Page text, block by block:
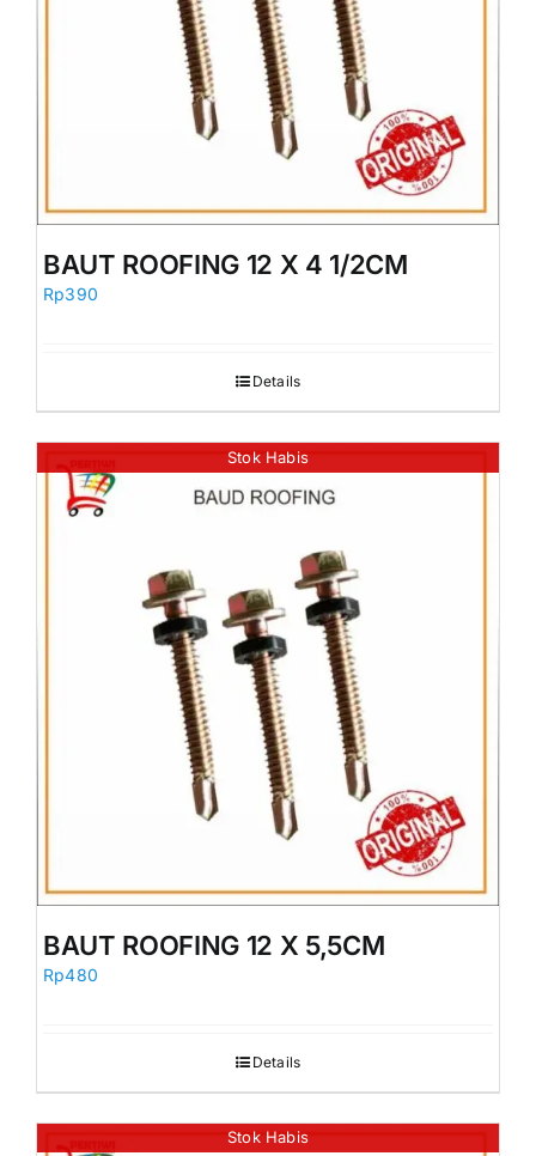
BAUT ROOFING 12 X 4 1/2CM
Rp390
Details
Stok Habis
BAUT ROOFING 12 X 5,5CM
Rp480
Details
Stok Habis